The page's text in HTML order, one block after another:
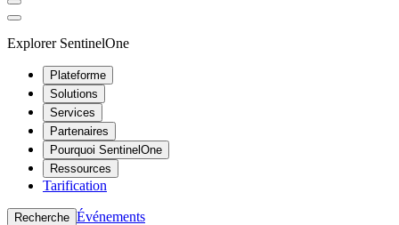
Explorer SentinelOne
Plateforme
Solutions
Services
Partenaires
Pourquoi SentinelOne
Ressources
Tarification
Recherche Événements